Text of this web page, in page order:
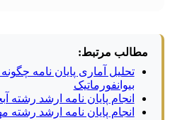
مطالب مرتبط:
تحلیل آماری پایان نامه
بیوانفورماتیک
انجام پایان نامه ارشد
انجام پایان نامه ارشد